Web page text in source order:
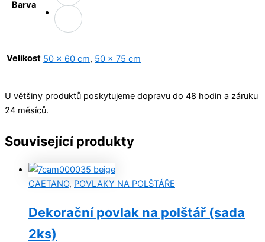
Barva
Velikost 50 x 60 cm, 50 x 75 cm
U většiny produktů poskytujeme dopravu do 48 hodin a záruku
24 měsíců.
Související produkty
CAETANO, POVLAKY NA POLŠTÁŘE
Dekorační povlak na polštář (sada
2ks)